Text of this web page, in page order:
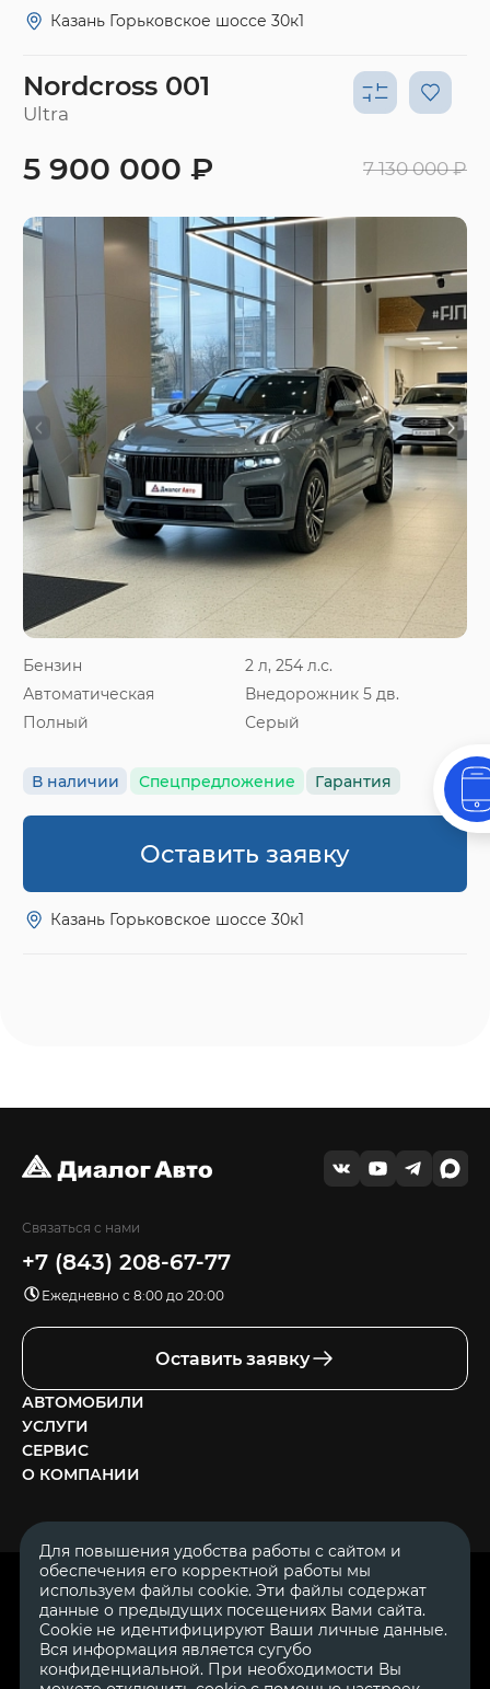
Казань Горьковское шоссе 30к1
Nordcross 001
Ultra
Бензин
2 л, 254 л.с.
Автоматическая
Внедорожник 5 дв.
Полный
Серый
В наличии Спецпредложение Гарантия
5 900 000 ₽ 7 130 000 ₽
Оставить заявку
Казань Горьковское шоссе 30к1
Связаться с нами
+7 (843) 208-67-77
Ежедневно с 8:00 до 20:00
Оставить заявку
АВТОМОБИЛИ
УСЛУГИ
СЕРВИС
О КОМПАНИИ
© 2007—2026 «Диалог Авто» — автосалон. Все права защищены.
Обращаем Ваше внимание на то, что данный Интернет-сайт
носит исключительно информационный характер и ни при
каких условиях не является публичной офертой, определяемой
ОГРН 1111644005153
ИНН 1644062657
Для повышения удобства работы с сайтом и
обеспечения его корректной работы мы
используем файлы cookie. Эти файлы содержат
данные о предыдущих посещениях Вами сайта.
Cookie не идентифицируют Ваши личные данные.
Вся информация является сугубо
конфиденциальной. При необходимости Вы